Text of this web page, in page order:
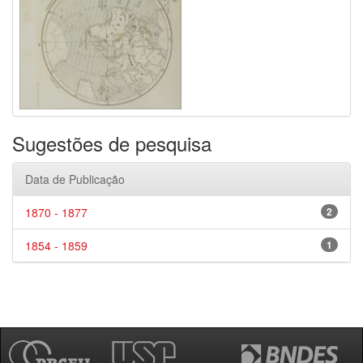
Sugestões de pesquisa
Data de Publicação
2
1870 - 1877
1
1854 - 1859